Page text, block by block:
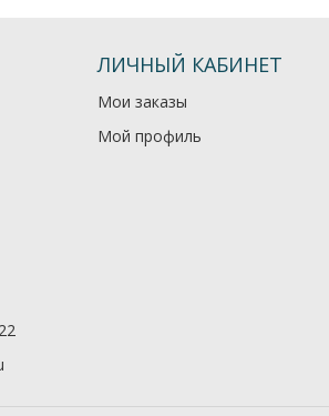
ЛИЧНЫЙ КАБИНЕТ
Мои заказы
Мой профиль